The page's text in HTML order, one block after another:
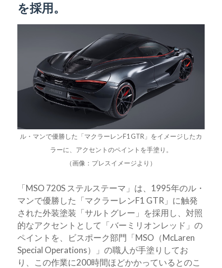
を採用。
ル・マンで優勝した「マクラーレンF1 GTR」をイメージしたカ
ラーに、アクセントのペイントを手塗り。
（画像：プレスイメージより）
「MSO 720S ステルステーマ」は、1995年のル・
マンで優勝した「マクラーレンF1 GTR」に触発
された外装塗装「サルトグレー」を採用し、対照
的なアクセントとして「バーミリオンレッド」の
ペイントを、ビスポーク部門「MSO（McLaren
Special Operations）」の職人が手塗りしてお
り、この作業に200時間ほどかかっているとのこ